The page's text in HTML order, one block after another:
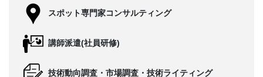
スポット専門家コンサルティング
講師派遣(社員研修)
技術動向調査・市場調査・技術ライティング